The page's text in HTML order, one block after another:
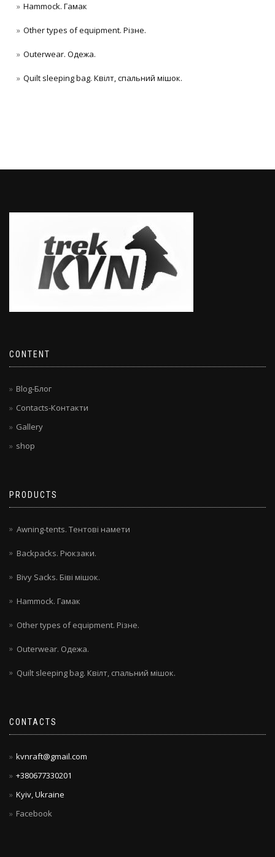
Hammock. Гамак
Other types of equipment. Різне.
Outerwear. Одежа.
Quilt sleeping bag. Квілт, спальний мішок.
CONTENT
Blog-Блог
Contacts-Контакти
Gallery
shop
PRODUCTS
Awning-tents. Тентові намети
Backpacks. Рюкзаки.
Bivy Sacks. Біві мішок.
Hammock. Гамак
Other types of equipment. Різне.
Outerwear. Одежа.
Quilt sleeping bag. Квілт, спальний мішок.
CONTACTS
kvnraft@gmail.com
+380677330201
Kyiv, Ukraine
Facebook